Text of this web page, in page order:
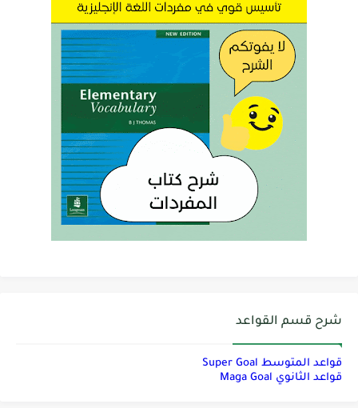
شرح قسم القواعد
قواعد المتوسط Super Goal
قواعد الثانوي Maga Goal